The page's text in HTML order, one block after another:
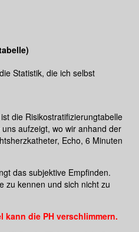
Statistik, die ich selbst
die Risikostratifizierungtabelle
aufzeigt, wo wir anhand der
Echo, 6 Minuten
das subjektive Empfinden.
zu kennen und sich nicht zu
kann die PH verschlimmern.